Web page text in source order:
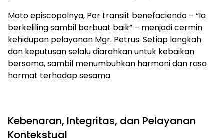
Moto episcopalnya, Per transiit benefaciendo – “Ia
berkeliling sambil berbuat baik” – menjadi cermin
kehidupan pelayanan Mgr. Petrus. Setiap langkah
dan keputusan selalu diarahkan untuk kebaikan
bersama, sambil menumbuhkan harmoni dan rasa
hormat terhadap sesama.
Kebenaran, Integritas, dan Pelayanan
Kontekstual